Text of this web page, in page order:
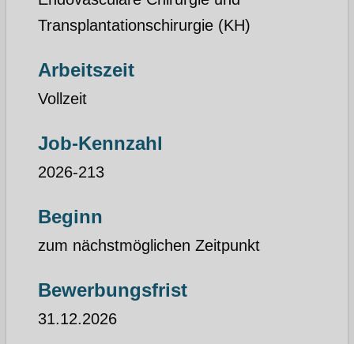
Transplantationschirurgie (KH)
Arbeitszeit
Vollzeit
Job-Kennzahl
2026-213
Beginn
zum nächstmöglichen Zeitpunkt
Bewerbungsfrist
31.12.2026